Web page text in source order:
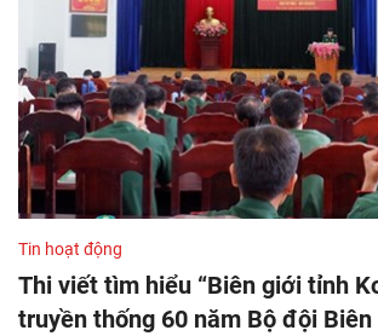
Tin hoạt động
Thi viết tìm hiểu “Biên giới tỉnh
truyền thống 60 năm Bộ đội